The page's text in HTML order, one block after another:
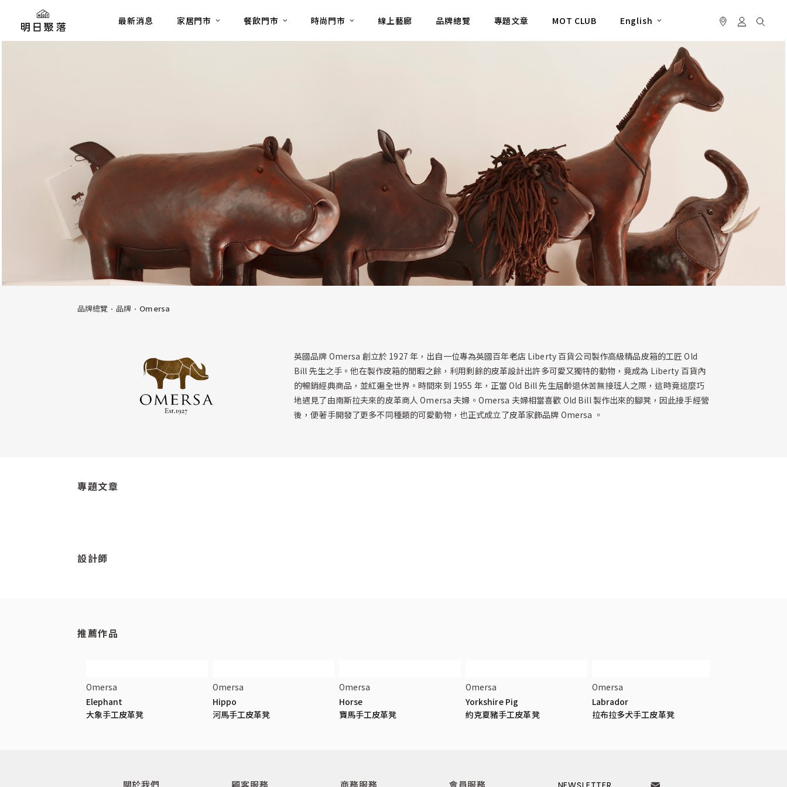
最新消息 家居門市 餐飲門市 時尚門市 線上藝廊 品牌總覽 專題文章 MOT CLUB English
品牌總覽 品牌 Omersa
英國品牌 Omersa 創立於 1927 年，出自一位專為英國百年老店 Liberty 百貨公司製作高級精品皮箱的工匠 Old
Bill 先生之手。他在製作皮箱的閒暇之餘，利用剩餘的皮革設計出許多可愛又獨特的動物，竟成為 Liberty 百貨內
的暢銷經典商品，並紅遍全世界。時間來到 1955 年，正當 Old Bill 先生屆齡退休苦無接班人之際，這時竟這麼巧
地遇見了由南斯拉夫來的皮革商人 Omersa 夫婦。Omersa 夫婦相當喜歡 Old Bill 製作出來的腳凳，因此接手經營
後，便著手開發了更多不同種類的可愛動物，也正式成立了皮革家飾品牌 Omersa 。
專題文章
設計師
推薦作品
Omersa
Elephant
大象手工皮革凳
Omersa
Hippo
河馬手工皮革凳
Omersa
Horse
寶馬手工皮革凳
Omersa
Yorkshire Pig
約克夏豬手工皮革凳
Omersa
Labrador
拉布拉多犬手工皮革凳
關於我們 顧客服務 商務服務 會員服務